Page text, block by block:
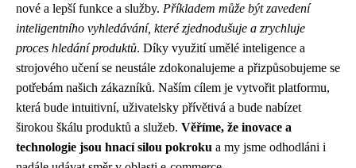
nové a lepší funkce a služby. Příkladem může být zavedení
inteligentního vyhledávání, které zjednodušuje a zrychluje
proces hledání produktů. Díky využití umělé inteligence a
strojového učení se neustále zdokonalujeme a přizpůsobujeme se
potřebám našich zákazníků. Naším cílem je vytvořit platformu,
která bude intuitivní, uživatelsky přívětivá a bude nabízet
širokou škálu produktů a služeb. Věříme, že inovace a
technologie jsou hnací silou pokroku a my jsme odhodláni i